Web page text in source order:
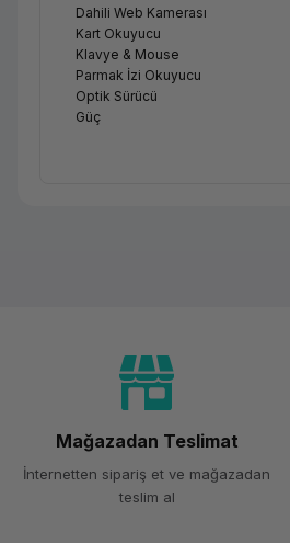
Dahili Web Kamerası
Kart Okuyucu
Klavye & Mouse
Parmak İzi Okuyucu
Optik Sürücü
Güç
Mağazadan Teslimat
İnternetten sipariş et ve mağazadan
teslim al